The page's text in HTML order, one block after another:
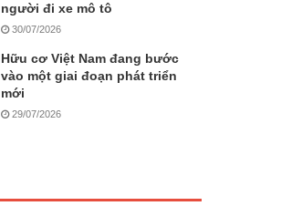
người đi xe mô tô
30/07/2026
Hữu cơ Việt Nam đang bước
vào một giai đoạn phát triển
mới
29/07/2026